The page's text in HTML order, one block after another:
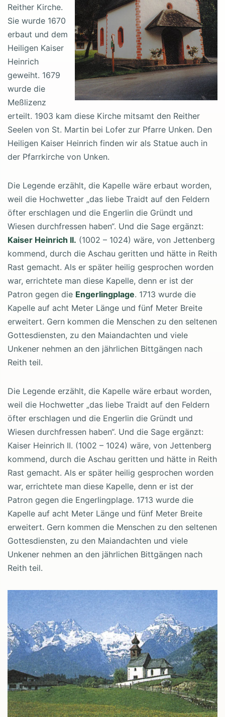
Reither Kirche.
Sie wurde 1670
erbaut und dem
Heiligen Kaiser
Heinrich
geweiht. 1679
wurde die
Meßlizenz
erteilt. 1903 kam diese Kirche mitsamt den Reither
Seelen von St. Martin bei Lofer zur Pfarre Unken. Den
Heiligen Kaiser Heinrich finden wir als Statue auch in
der Pfarrkirche von Unken.
Die Legende erzählt, die Kapelle wäre erbaut worden,
weil die Hochwetter „das liebe Traidt auf den Feldern
öfter erschlagen und die Engerlin die Gründt und
Wiesen durchfressen haben“. Und die Sage ergänzt:
Kaiser Heinrich II. (1002 – 1024) wäre, von Jettenberg
kommend, durch die Aschau geritten und hätte in Reith
Rast gemacht. Als er später heilig gesprochen worden
war, errichtete man diese Kapelle, denn er ist der
Patron gegen die Engerlingplage. 1713 wurde die
Kapelle auf acht Meter Länge und fünf Meter Breite
erweitert. Gern kommen die Menschen zu den seltenen
Gottesdiensten, zu den Maiandachten und viele
Unkener nehmen an den jährlichen Bittgängen nach
Reith teil.
Die Legende erzählt, die Kapelle wäre erbaut worden,
weil die Hochwetter „das liebe Traidt auf den Feldern
öfter erschlagen und die Engerlin die Gründt und
Wiesen durchfressen haben“. Und die Sage ergänzt:
Kaiser Heinrich II. (1002 – 1024) wäre, von Jettenberg
kommend, durch die Aschau geritten und hätte in Reith
Rast gemacht. Als er später heilig gesprochen worden
war, errichtete man diese Kapelle, denn er ist der
Patron gegen die Engerlingplage. 1713 wurde die
Kapelle auf acht Meter Länge und fünf Meter Breite
erweitert. Gern kommen die Menschen zu den seltenen
Gottesdiensten, zu den Maiandachten und viele
Unkener nehmen an den jährlichen Bittgängen nach
Reith teil.